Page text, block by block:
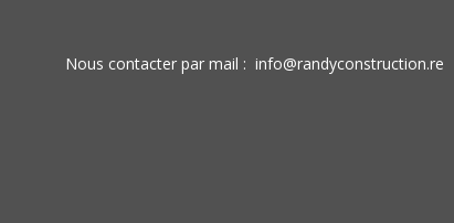
Nous contacter par mail : info@randyconstruction.re